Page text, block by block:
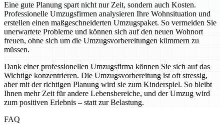
Eine gute Planung spart nicht nur Zeit, sondern auch Kosten.
Professionelle Umzugsfirmen analysieren Ihre Wohnsituation und
erstellen einen maßgeschneiderten Umzugspaket. So vermeiden Sie
unerwartete Probleme und können sich auf den neuen Wohnort
freuen, ohne sich um die Umzugsvorbereitungen kümmern zu
müssen.
Dank einer professionellen Umzugsfirma können Sie sich auf das
Wichtige konzentrieren. Die Umzugsvorbereitung ist oft stressig,
aber mit der richtigen Planung wird sie zum Kinderspiel. So bleibt
Ihnen mehr Zeit für andere Lebensbereiche, und der Umzug wird
zum positiven Erlebnis – statt zur Belastung.
FAQ